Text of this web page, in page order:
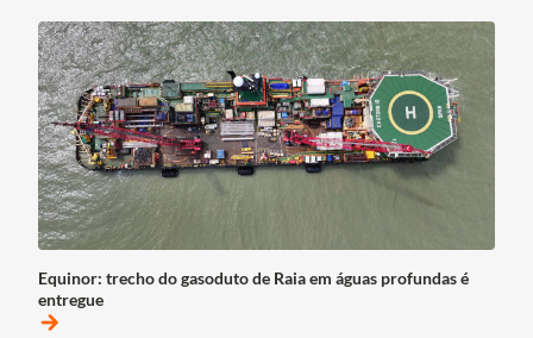
Equinor: trecho do gasoduto de Raia em águas profundas é
entregue
arrow_forward